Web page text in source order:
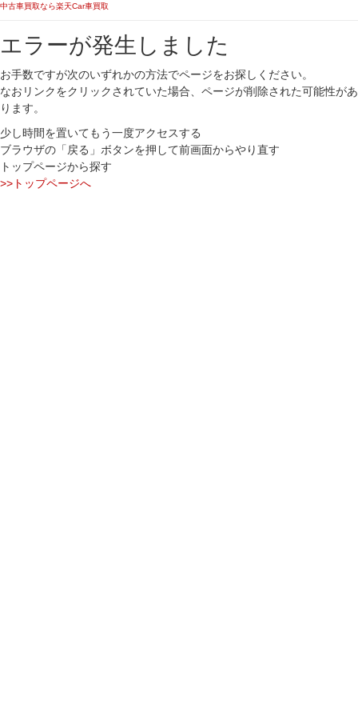
中古車買取なら楽天Car車買取
エラーが発生しました
お手数ですが次のいずれかの方法でページをお探しください。
なおリンクをクリックされていた場合、ページが削除された可能性があ
ります。
少し時間を置いてもう一度アクセスする
ブラウザの「戻る」ボタンを押して前画面からやり直す
トップページから探す
>>トップページへ